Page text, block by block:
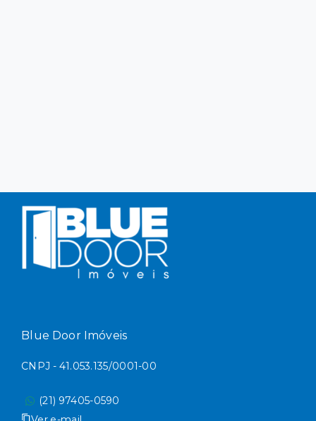
Blue Door Imóveis
CNPJ - 41.053.135/0001-00
(21) 97405-0590